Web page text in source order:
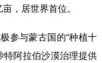
，居世界首位。
与蒙古国的“种植十
特阿拉伯沙漠治理提供